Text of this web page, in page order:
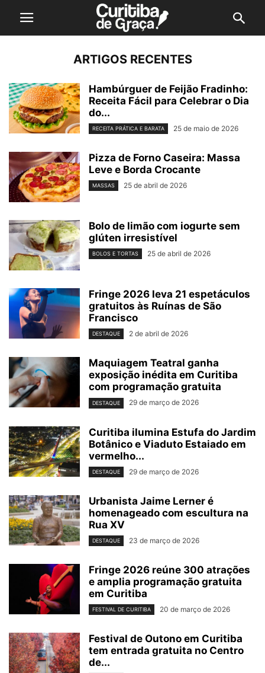
ARTIGOS RECENTES
Hambúrguer de Feijão Fradinho:
Receita Fácil para Celebrar o Dia
do...
RECEITA PRÁTICA E BARATA 25 de maio de 2026
Pizza de Forno Caseira: Massa
Leve e Borda Crocante
MASSAS 25 de abril de 2026
Bolo de limão com iogurte sem
glúten irresistível
BOLOS E TORTAS 25 de abril de 2026
Fringe 2026 leva 21 espetáculos
gratuitos às Ruínas de São
Francisco
DESTAQUE 2 de abril de 2026
Maquiagem Teatral ganha
exposição inédita em Curitiba
com programação gratuita
DESTAQUE 29 de março de 2026
Curitiba ilumina Estufa do Jardim
Botânico e Viaduto Estaiado em
vermelho...
DESTAQUE 29 de março de 2026
Urbanista Jaime Lerner é
homenageado com escultura na
Rua XV
DESTAQUE 23 de março de 2026
Fringe 2026 reúne 300 atrações
e amplia programação gratuita
em Curitiba
FESTIVAL DE CURITIBA 20 de março de 2026
Festival de Outono em Curitiba
tem entrada gratuita no Centro
de...